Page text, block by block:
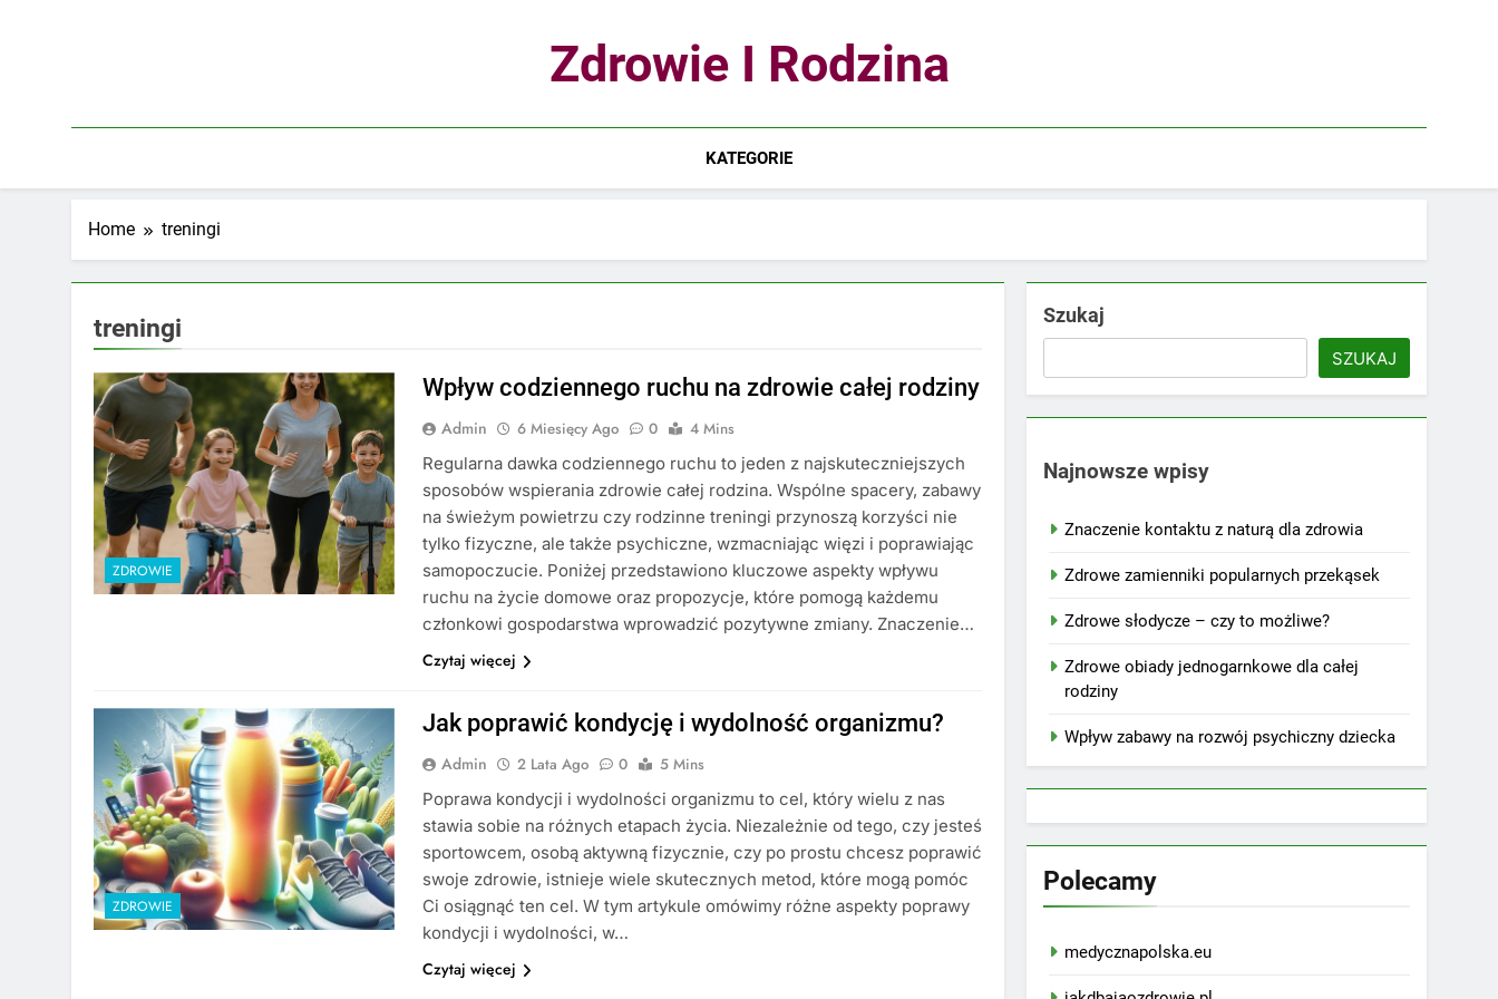
Zdrowie I Rodzina
KATEGORIE
Home treningi
treningi
ZDROWIE
Wpływ codziennego ruchu na zdrowie całej rodziny
Admin 6 Miesięcy Ago 0
4 Mins
Regularna dawka codziennego ruchu to jeden z najskuteczniejszych
sposobów wspierania zdrowie całej rodzina. Wspólne spacery, zabawy
na świeżym powietrzu czy rodzinne treningi przynoszą korzyści nie
tylko fizyczne, ale także psychiczne, wzmacniając więzi i poprawiając
samopoczucie. Poniżej przedstawiono kluczowe aspekty wpływu
ruchu na życie domowe oraz propozycje, które pomogą każdemu
członkowi gospodarstwa wprowadzić pozytywne zmiany. Znaczenie…
Czytaj więcej
ZDROWIE
Jak poprawić kondycję i wydolność organizmu?
Admin 2 Lata Ago 0
5 Mins
Poprawa kondycji i wydolności organizmu to cel, który wielu z nas
stawia sobie na różnych etapach życia. Niezależnie od tego, czy jesteś
sportowcem, osobą aktywną fizycznie, czy po prostu chcesz poprawić
swoje zdrowie, istnieje wiele skutecznych metod, które mogą pomóc
Ci osiągnąć ten cel. W tym artykule omówimy różne aspekty poprawy
kondycji i wydolności, w…
Czytaj więcej
Szukaj
SZUKAJ
Najnowsze wpisy
Znaczenie kontaktu z naturą dla zdrowia
Zdrowe zamienniki popularnych przekąsek
Zdrowe słodycze – czy to możliwe?
Zdrowe obiady jednogarnkowe dla całej
rodziny
Wpływ zabawy na rozwój psychiczny dziecka
Polecamy
medycznapolska.eu